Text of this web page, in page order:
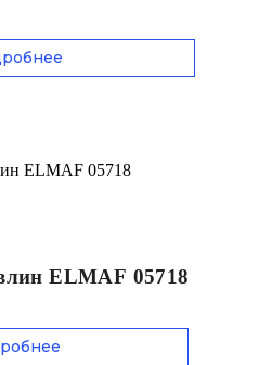
ELMAF 05718